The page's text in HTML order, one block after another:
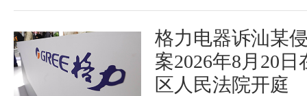
格力电器诉汕某
案2026年8月20
区人民法院开庭